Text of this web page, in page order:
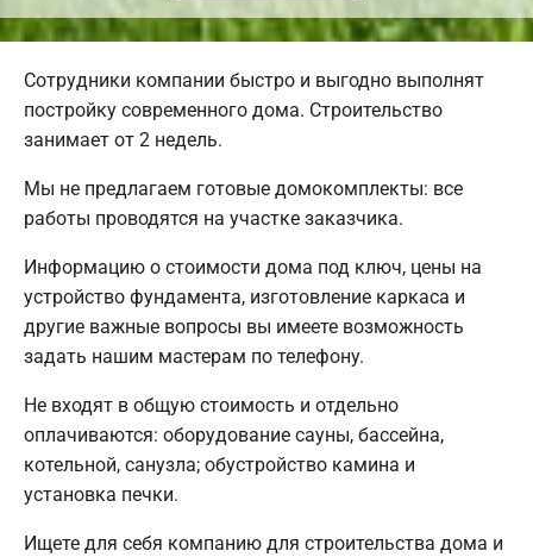
Сотрудники компании быстро и выгодно выполнят
постройку современного дома. Строительство
занимает от 2 недель.
Мы не предлагаем готовые домокомплекты: все
работы проводятся на участке заказчика.
Информацию о стоимости дома под ключ, цены на
устройство фундамента, изготовление каркаса и
другие важные вопросы вы имеете возможность
задать нашим мастерам по телефону.
Не входят в общую стоимость и отдельно
оплачиваются: оборудование сауны, бассейна,
котельной, санузла; обустройство камина и
установка печки.
Ищете для себя компанию для строительства дома и